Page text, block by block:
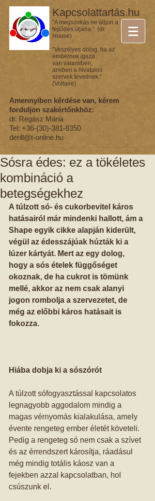
Kapcsolattartás.hu
"A megszokás ne álljon a
fejlődés útjába." (dr.
House)
"Veszélyes dolog, ha az
embernek igaza
van valamiben,
amiben a hivatalos
szervek tévednek."
(Voltaire)
Amennyiben kérdése van, kérem
forduljon szakértőnkhöz:
dr. Regász Mária
Tel: +36-(30)-381-8350
derill@t-online.hu
Sósra édes: ez a tökéletes
kombináció a
betegségekhez
A túlzott só- és cukorbevitel káros
hatásairól már mindenki hallott, ám a
Shape egyik cikke alapján kiderült,
végül az édesszájúak húzták ki a
lúzer kártyát. Mert az egy dolog,
hogy a sós ételek függőséget
okoznak, de ha cukrot is tömünk
mellé, akkor az nem csak alanyi
jogon rombolja a szervezetet, de
még az előbbi káros hatásait is
fokozza.
Hiába dobja ki a sószórót
A túlzott sófogyasztással kapcsolatos
legnagyobb aggodalom mindig a
magas vérnyomás kialakulása, amely
évente rengeteg ember életét követeli.
Pedig a rengeteg só nem csak a szívet
és az érrendszert károsítja, ráadásul
még mindig totális káosz van a
fejekben azzal kapcsolatban, hol
csúszunk el.